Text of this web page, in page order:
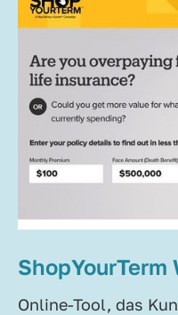
ShopYourTerm
Online-Tool, das